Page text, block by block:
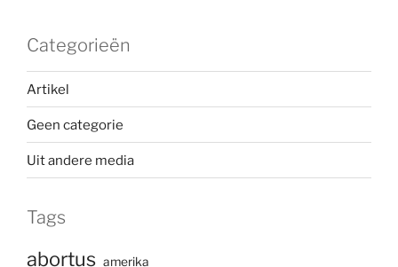
Categorieën
Artikel
Geen categorie
Uit andere media
Tags
abortus amerika